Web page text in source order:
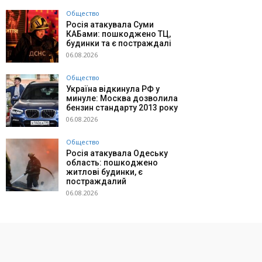
Общество
Росія атакувала Суми
КАБами: пошкоджено ТЦ,
будинки та є постраждалі
06.08.2026
Общество
Україна відкинула РФ у
минуле: Москва дозволила
бензин стандарту 2013 року
06.08.2026
Общество
Росія атакувала Одеську
область: пошкоджено
житлові будинки, є
постраждалий
06.08.2026